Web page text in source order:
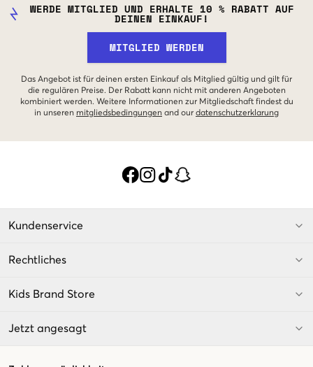
WERDE MITGLIED UND ERHALTE 10 % RABATT AUF
DEINEN EINKAUF!
MITGLIED WERDEN
Das Angebot ist für deinen ersten Einkauf als Mitglied gültig und gilt für
die regulären Preise. Der Rabatt kann nicht mit anderen Angeboten
kombiniert werden. Weitere Informationen zur Mitgliedschaft findest du
in unseren mitgliedsbedingungen and our datenschutzerklarung
Kundenservice
Rechtliches
Kids Brand Store
Jetzt angesagt